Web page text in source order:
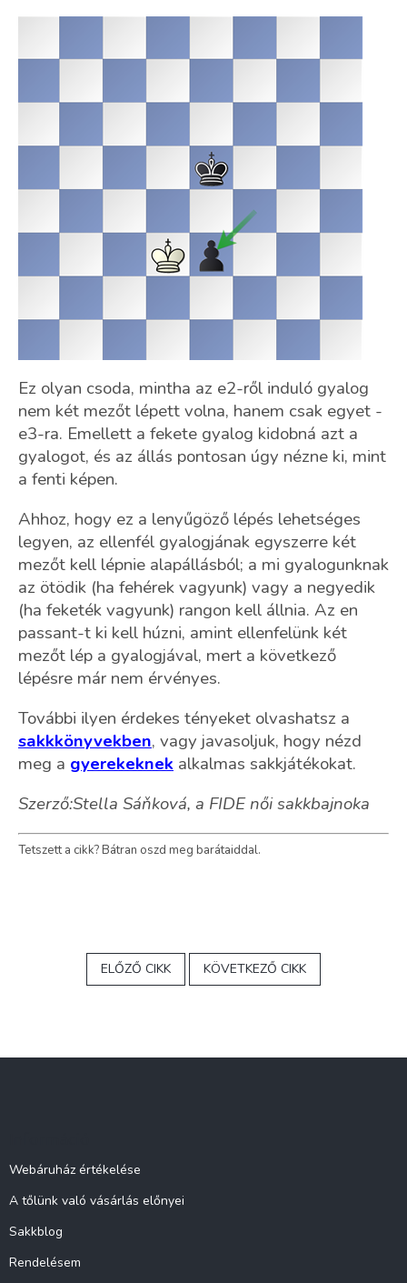
Ez olyan csoda, mintha az e2-ről induló gyalog
nem két mezőt lépett volna, hanem csak egyet -
e3-ra. Emellett a fekete gyalog kidobná azt a
gyalogot, és az állás pontosan úgy nézne ki, mint
a fenti képen.
Ahhoz, hogy ez a lenyűgöző lépés lehetséges
legyen, az ellenfél gyalogjának egyszerre két
mezőt kell lépnie alapállásból; a mi gyalogunknak
az ötödik (ha fehérek vagyunk) vagy a negyedik
(ha feketék vagyunk) rangon kell állnia. Az en
passant-t ki kell húzni, amint ellenfelünk két
mezőt lép a gyalogjával, mert a következő
lépésre már nem érvényes.
További ilyen érdekes tényeket olvashatsz a
sakkkönyvekben, vagy javasoljuk, hogy nézd
meg a gyerekeknek alkalmas sakkjátékokat.
Szerző:Stella Sáňková, a FIDE női sakkbajnoka
Tetszett a cikk? Bátran oszd meg barátaiddal.
ELŐZŐ CIKK KÖVETKEZŐ CIKK
Webáruház értékelése
A tőlünk való vásárlás előnyei
Sakkblog
Rendelésem